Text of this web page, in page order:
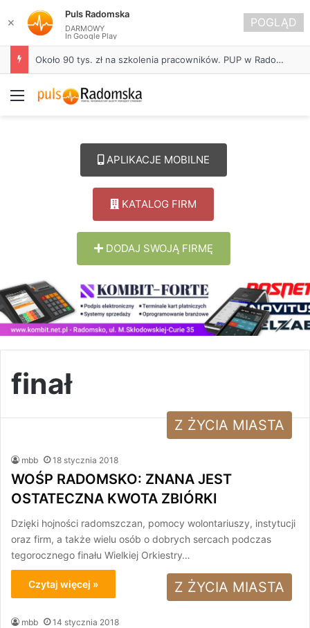
Około 90 tys. zł na szkolenia pracowników. PUP w Radomsku ogłasza nabór wniosków
Menu
APLIKACJE MOBILNE
KATALOG FIRM
DODAJ SWOJĄ FIRMĘ
finał
Z ŻYCIA MIASTA
mbb 18 stycznia 2018
WOŚP RADOMSKO: ZNANA JEST
OSTATECZNA KWOTA ZBIÓRKI
Dzięki hojności radomszczan, pomocy wolontariuszy, instytucji
oraz firm, a także wielu osób o dobrych sercach podczas
tegorocznego finału Wielkiej Orkiestry…
Czytaj więcej » Z ŻYCIA MIASTA
mbb 14 stycznia 2018
✕
Puls Radomska
DARMOWY
In Google Play
POGLĄD